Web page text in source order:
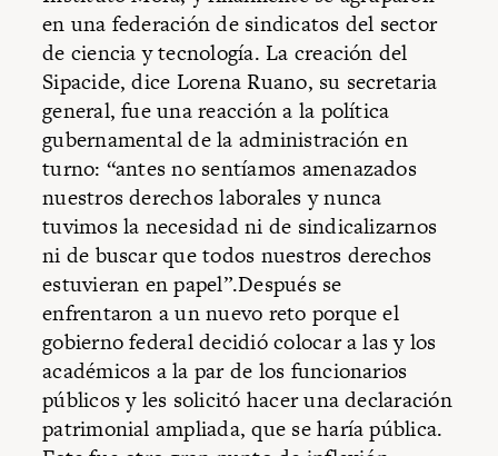
en una federación de sindicatos del sector
de ciencia y tecnología. La creación del
Sipacide, dice Lorena Ruano, su secretaria
general, fue una reacción a la política
gubernamental de la administración en
turno: “antes no sentíamos amenazados
nuestros derechos laborales y nunca
tuvimos la necesidad ni de sindicalizarnos
ni de buscar que todos nuestros derechos
estuvieran en papel”.Después se
enfrentaron a un nuevo reto porque el
gobierno federal decidió colocar a las y los
académicos a la par de los funcionarios
públicos y les solicitó hacer una declaración
patrimonial ampliada, que se haría pública.